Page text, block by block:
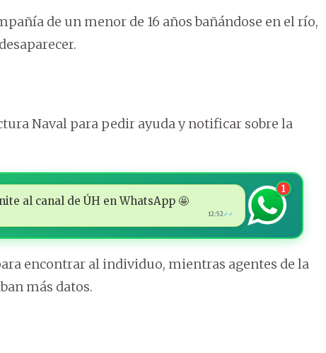
de un menor de 16 años bañándose en el río,
Naval para pedir ayuda y notificar sobre la
al canal de ÚH en WhatsApp 🤩
12:52✓✓
1
encontrar al individuo, mientras agentes de la
más datos.